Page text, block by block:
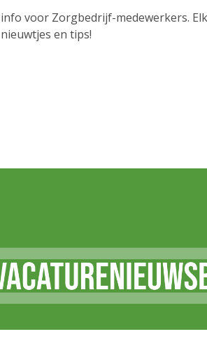
voor Zorgbedrijf-medewerkers.
nieuwtjes en tips!